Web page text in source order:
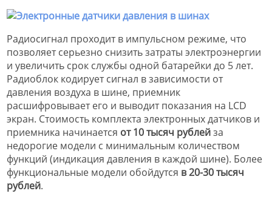
Радиосигнал проходит в импульсном режиме, что
позволяет серьезно снизить затраты электроэнергии
и увеличить срок службы одной батарейки до 5 лет.
Радиоблок кодирует сигнал в зависимости от
давления воздуха в шине, приемник
расшифровывает его и выводит показания на LCD
экран. Стоимость комплекта электронных датчиков и
приемника начинается от 10 тысяч рублейза
недорогие модели с минимальным количеством
функций (индикация давления в каждой шине). Более
функциональные модели обойдутся в 20-30 тысяч
рублей.